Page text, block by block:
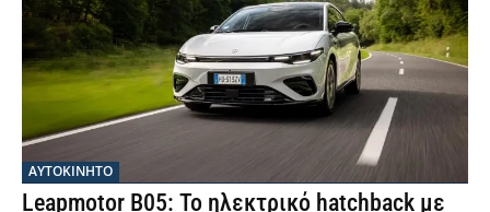
ΑΥΤΟΚΙΝΗΤΟ
Leapmotor B05: Το ηλεκτρικό hatchback με